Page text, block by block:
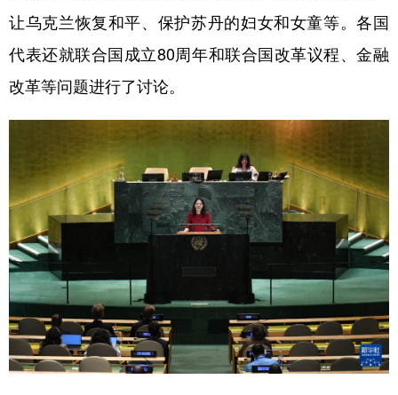
陕西 甘肃 青海 宁夏
English Español Français عربى
Русский язык 日本語 한국어
Deutsch
让乌克兰恢复和平、保护苏丹的妇女和女童等。各国
代表还就联合国成立80周年和联合国改革议程、金融
改革等问题进行了讨论。